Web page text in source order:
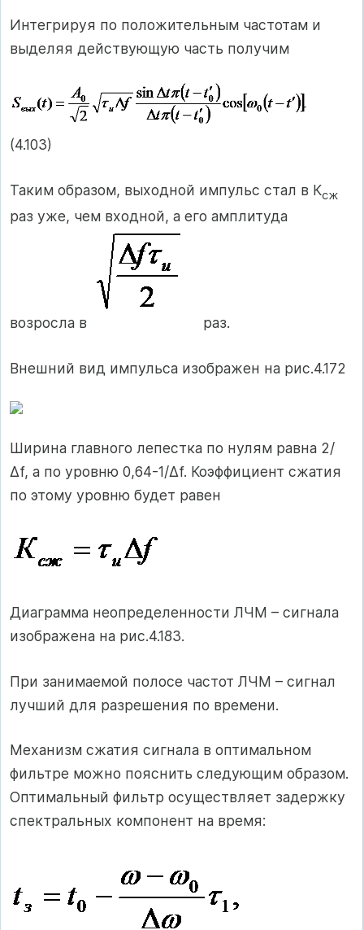
Интегрируя по положительным частотам и
выделяя действующую часть получим
(4.103)
Таким образом, выходной импульс стал в Ксж
раз уже, чем входной, а его амплитуда
возросла в раз.
Внешний вид импульса изображен на рис.4.172
Ширина главного лепестка по нулям равна 2/
Δf, а по уровню 0,64-1/Δf. Коэффициент сжатия
по этому уровню будет равен
Диаграмма неопределенности ЛЧМ – сигнала
изображена на рис.4.183.
При занимаемой полосе частот ЛЧМ – сигнал
лучший для разрешения по времени.
Механизм сжатия сигнала в оптимальном
фильтре можно пояснить следующим образом.
Оптимальный фильтр осуществляет задержку
спектральных компонент на время: